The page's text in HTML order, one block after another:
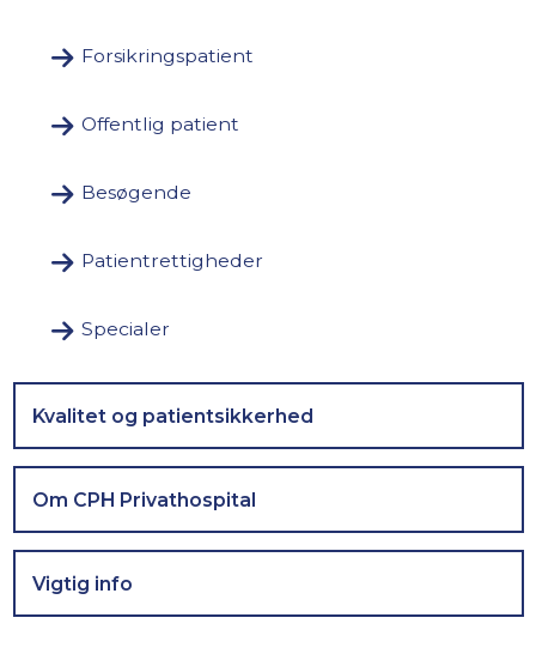
Forsikringspatient
Offentlig patient
Besøgende
Patientrettigheder
Specialer
Kvalitet og patientsikkerhed
Om CPH Privathospital
Vigtig info